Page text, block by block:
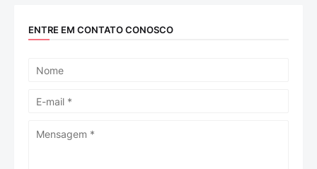
ENTRE EM CONTATO CONOSCO